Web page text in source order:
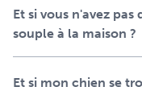
Deux points de
Deux boucles à
utilisation simplifiée
Lanière
Et si vous n'avez
souple à la maison ?
Et si mon chien se